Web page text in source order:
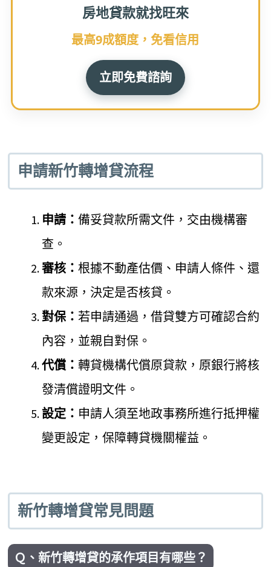
房地貸款就找旺來
最高9成額度，免看信用
立即免費諮詢
申請新竹轉增貸流程
申請：備妥貸款所需文件，交由機構審
查。
審核：根據不動產估價、申請人條件、還
款來源，決定是否核貸。
對保：若申請通過，借貸雙方可確認合約
內容，並親自對保。
代償：轉貸機構代償原貸款，原銀行將核
發清償證明文件。
設定： 申請人須至地政事務所進行抵押權
變更設定，保障轉貸機關權益。
新竹轉增貸常見問題
Ｑ、新竹轉增貸的承作項目有哪些？